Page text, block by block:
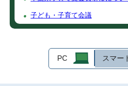
子ども・子育て会議
PC スマー